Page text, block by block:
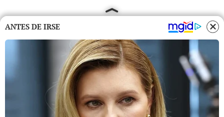
ANTES DE IRSE